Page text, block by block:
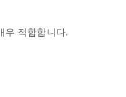
우 적합합니다.